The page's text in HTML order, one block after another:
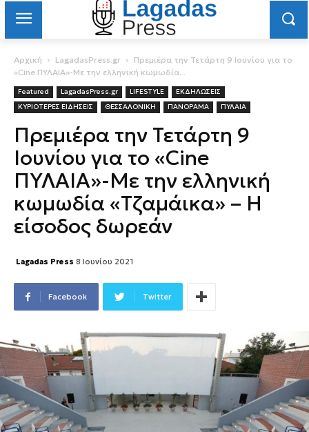
Αρχική LagadasPress.gr
Πρεμιέρα την Τετάρτη 9 Ιουνίου για το
«Cine ΠΥΛΑΙΑ»-Με την ελληνική κωμωδία...
Featured LagadasPress.gr LIFESTYLE
ΕΚΔΗΛΩΣΕΙΣ
ΚΥΡΙΟΤΕΡΕΣ ΕΙΔΗΣΕΙΣ
ΘΕΣΣΑΛΟΝΙΚΗ ΠΑΝΟΡΑΜΑ ΠΥΛΑΙΑ
Πρεμιέρα την Τετάρτη 9
Ιουνίου για το «Cine
ΠΥΛΑΙΑ»-Με την ελληνική
κωμωδία «Τζαμάικα» – Η
είσοδος δωρεάν
Lagadas Press 8 Ιουνίου 2021
Facebook Twitter